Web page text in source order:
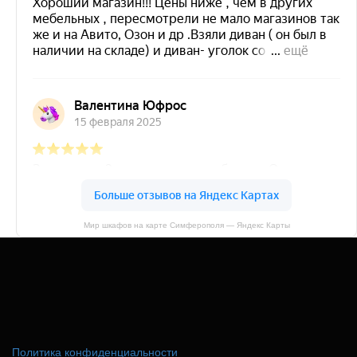
Мир шкафов на карте Симферополя — Яндекс Карты
Политика конфиденциальности